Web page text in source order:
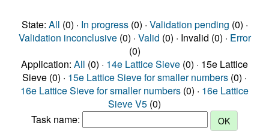
State: All (0) · In progress(0) · Validation pending (0) ·
Validation inconclusive(0) · Valid (0) · Invalid (0) · Error
(0)
Application: All (0) · 14e Lattice Sieve (0) · 15e Lattice
Sieve (0) · 15e Lattice Sieve for smaller numbers (0) ·
16e Lattice Sieve for smaller numbers (0) · 16e Lattice
Sieve V5 (0)
Task name: